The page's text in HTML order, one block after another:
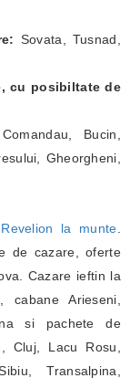
Sovata, Tusnad,
cu posibiltate de
Bucin,
Gheorgheni,
la munte
de cazare, oferte
Cazare ieftin la
cabane Arieseni,
si pachete de
Cluj, Lacu Rosu,
Transalpina,